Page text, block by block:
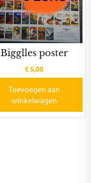
Bigglles poster
€ 5,00
Toevoegen aan
winkelwagen